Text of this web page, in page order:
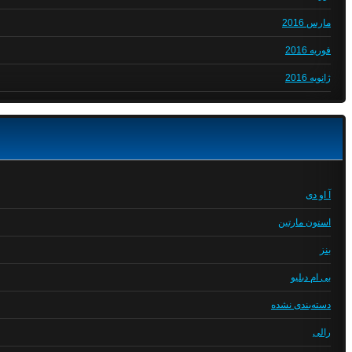
مارس 2016
فوریه 2016
ژانویه 2016
آ او دی
استون مارتین
بنز
بی ام دبلیو
دسته‌بندی نشده
رالی